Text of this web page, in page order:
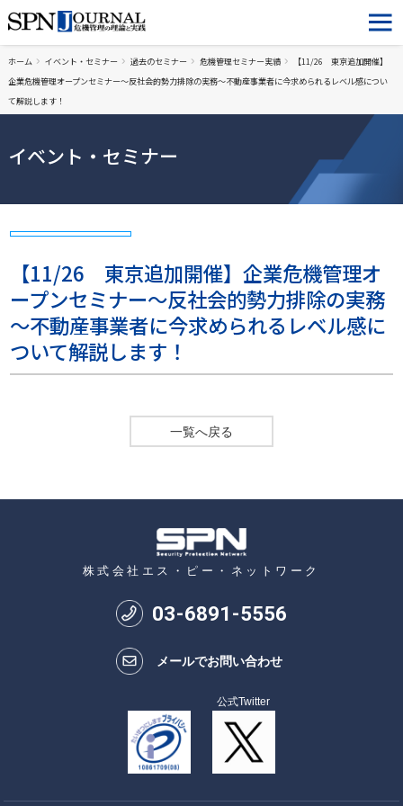
ホーム イベント・セミナー 過去のセミナー 危機管理セミナー実績
【11/26 東京追加開催】
企業危機管理オープンセミナー～反社会的勢力排除の実務～不動産事業者に今求められるレベル感につい
て解説します！
イベント・セミナー
【11/26 東京追加開催】企業危機管理オ
ープンセミナー～反社会的勢力排除の実務
～不動産事業者に今求められるレベル感に
ついて解説します！
一覧へ戻る
株式会社エス・ピー・ネットワーク
03-6891-5556
メールでお問い合わせ
公式Twitter